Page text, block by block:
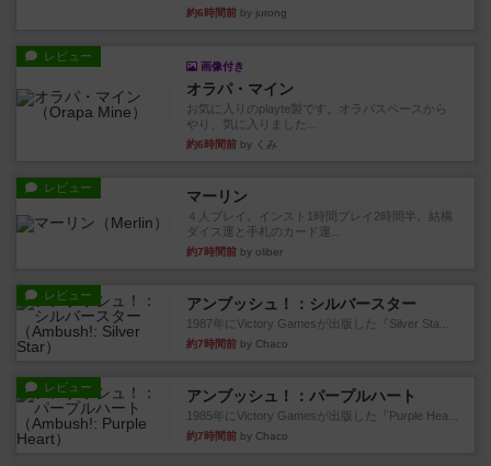
約6時間前 by jurong
レビュー
画像付き
オラパ・マイン
お気に入りのplayte製です。オラパスペースから
やり、気に入りました...
約6時間前 by くみ
レビュー マーリン
４人プレイ。インスト1時間プレイ2時間半。結構
ダイス運と手札のカード運...
約7時間前 by oliber
レビュー アンブッシュ！：シルバースター
1987年にVictory Gamesが出版した『Silver Sta...
約7時間前 by Chaco
レビュー アンブッシュ！：パープルハート
1985年にVictory Gamesが出版した『Purple Hea...
約7時間前 by Chaco